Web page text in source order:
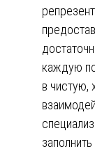
каждую
в чистую,